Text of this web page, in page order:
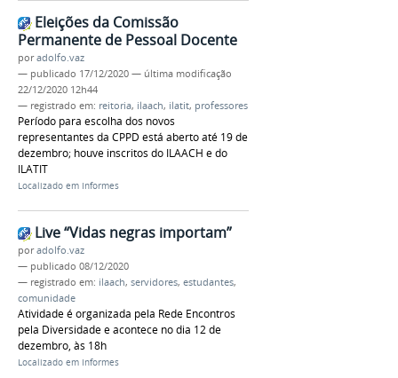
Eleições da Comissão
Permanente de Pessoal Docente
poradolfo.vaz
— publicado 17/12/2020 — última modificação
22/12/2020 12h44
— registrado em: reitoria, ilaach, ilatit, professores
Período para escolha dos novos
representantes da CPPD está aberto até 19 de
dezembro; houve inscritos do ILAACH e do
ILATIT
Localizado em Informes
Live “Vidas negras importam”
poradolfo.vaz
— publicado 08/12/2020
— registrado em: ilaach, servidores, estudantes,
comunidade
Atividade é organizada pela Rede Encontros
pela Diversidade e acontece no dia 12 de
dezembro, às 18h
Localizado em Informes